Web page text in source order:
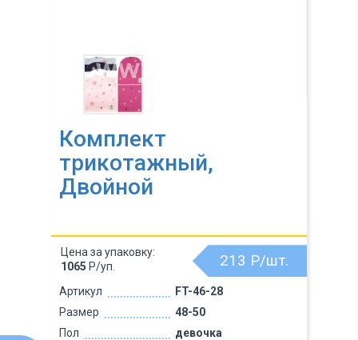
Комплект
трикотажный,
Двойной
Артикул
FT-46-28
Размер
48-50
Пол
девочка
213 Р/шт.
Цена за упаковку:
1065 Р/уп.